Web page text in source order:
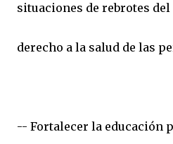
situaciones de rebrotes
derecho a la salud de las
-- Fortalecer la educación